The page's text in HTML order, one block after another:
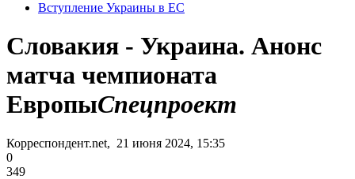
Вступление Украины в ЕС
Словакия - Украина. Анонс
матча чемпионата
ЕвропыСпецпроект
Корреспондент.net, 21 июня 2024, 15:35
0
349